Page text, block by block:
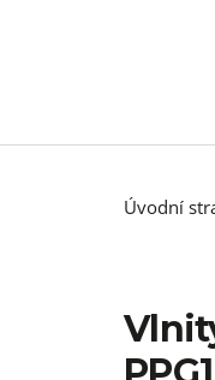
Úvodní
100%